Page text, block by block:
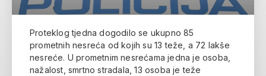
Proteklog tjedna dogodilo se ukupno 85
prometnih nesreća od kojih su 13 teže, a 72 lakše
nesreće. U prometnim nesrećama jedna je osoba,
nažalost, smrtno stradala, 13 osoba je teže